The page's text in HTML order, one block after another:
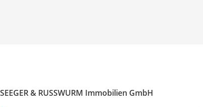
SEEGER & RUSSWURM Immobilien GmbH